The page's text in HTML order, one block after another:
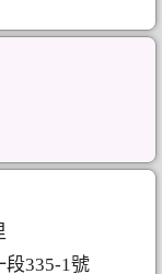
段335-1號